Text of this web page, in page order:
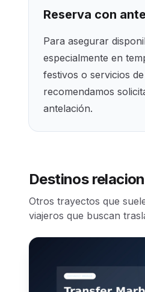
Reserva con
Para asegurar
especialmente en
festivos o servicios
recomendamos
antelación.
Destinos
Otros trayectos que
viajeros que buscan